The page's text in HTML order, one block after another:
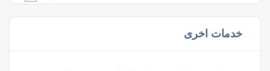
خدمات اخرى